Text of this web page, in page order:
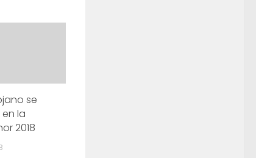
se
la
2018